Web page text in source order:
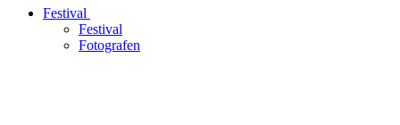
Festival
Festival
Fotografen